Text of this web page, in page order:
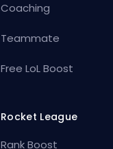
Coaching
Teammate
Free LoL Boost
Rocket League
Rank Boost